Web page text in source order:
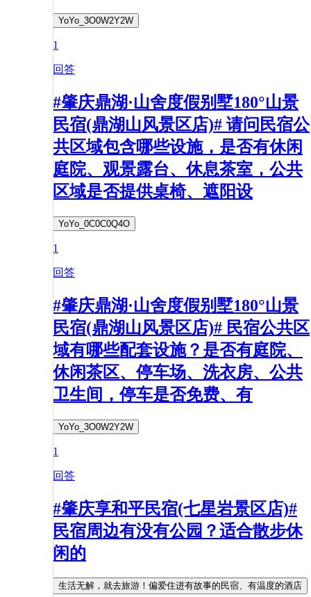
YoYo_3O0W2Y2W
1
回答
#肇庆鼎湖·山舍度假别墅180°山景
民宿(鼎湖山风景区店)# 请问民宿公
共区域包含哪些设施，是否有休闲
庭院、观景露台、休息茶室，公共
区域是否提供桌椅、遮阳设
YoYo_0C0C0Q4O
1
回答
#肇庆鼎湖·山舍度假别墅180°山景
民宿(鼎湖山风景区店)# 民宿公共区
域有哪些配套设施？是否有庭院、
休闲茶区、停车场、洗衣房、公共
卫生间，停车是否免费、有
YoYo_3O0W2Y2W
1
回答
#肇庆享和平民宿(七星岩景区店)#
民宿周边有没有公园？适合散步休
闲的
生活无解，就去旅游！偏爱住进有故事的民宿、有温度的酒店